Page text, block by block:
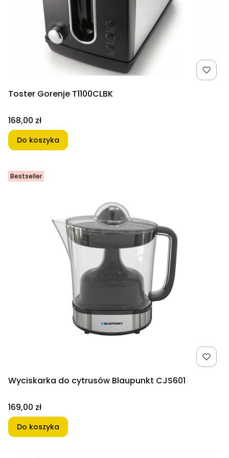
Toster Gorenje T1100CLBK
Cena
168,00 zł
Do koszyka
Bestseller
Wyciskarka do cytrusów Blaupunkt CJS601
Cena
169,00 zł
Do koszyka